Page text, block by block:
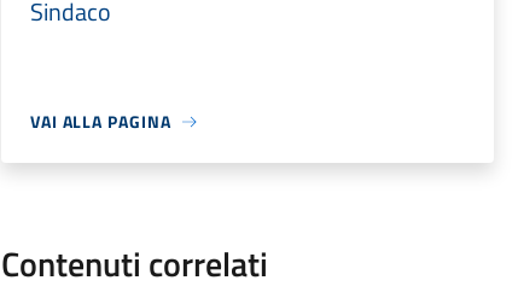
Sindaco
VAI ALLA PAGINA
Contenuti correlati